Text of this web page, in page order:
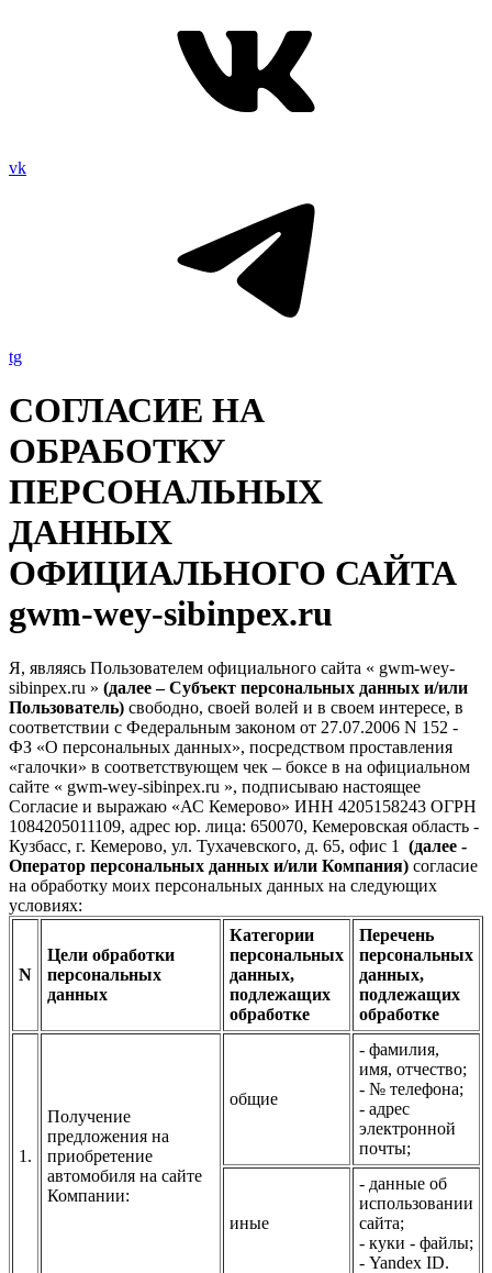
vk
tg
СОГЛАСИЕ НА
ОБРАБОТКУ
ПЕРСОНАЛЬНЫХ
ДАННЫХ
ОФИЦИАЛЬНОГО САЙТА
gwm-wey-sibinpex.ru
Я, являясь Пользователем официального сайта « gwm-wey-
sibinpex.ru » (далее – Субъект персональных данных и/или
Пользователь) свободно, своей волей и в своем интересе, в
соответствии с Федеральным законом от 27.07.2006 N 152 -
ФЗ «О персональных данных», посредством проставления
«галочки» в соответствующем чек – боксе в на официальном
сайте « gwm-wey-sibinpex.ru », подписываю настоящее
Согласие и выражаю «АС Кемерово» ИНН 4205158243 ОГРН
1084205011109, адрес юр. лица: 650070, Кемеровская область -
Кузбасс, г. Кемерово, ул. Тухачевского, д. 65, офис 1 (далее -
Оператор персональных данных и/или Компания) согласие
на обработку моих персональных данных на следующих
условиях:
N
Цели обработки
персональных
данных
Категории
персональных
данных,
подлежащих
обработке
Перечень
персональных
данных,
подлежащих
обработке
1.
Получение
предложения на
приобретение
автомобиля на сайте
Компании:
общие
- фамилия,
имя, отчество;
- № телефона;
- адрес
электронной
почты;
иные
- данные об
использовании
сайта;
- куки - файлы;
- Yandex ID.